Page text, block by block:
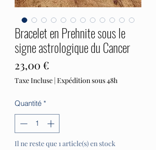
Bracelet en Prehnite sous le
signe astrologique du Cancer
23,00 €
Taxe Incluse | Expédition sous 48h
Quantité *
Il ne reste que 1 article(s) en stock